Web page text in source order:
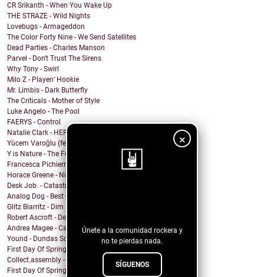
×
Únete a la comunidad rockera y
no te pierdas nada.
SÍGUENOS
CR Srikanth - When You Wake Up
THE STRAZE - Wild Nights
Lovebugs - Armageddon
The Color Forty Nine - We Send Satellites
Dead Parties - Charles Manson
Parvel - Don't Trust The Sirens
Why Tony - Swirl
Milo Z - Playen’ Hookie
Mr. Limbis - Dark Butterfly
The Criticals - Mother of Style
Luke Angelo - The Pool
FAERYS - Control
Natalie Clark - HERE
Yücem Varoğlu (feat. Jam and the Benzos) - Gimme G...
Y is Nature - The Fool
Francesca Pichierri - Sperarci Due Eroi
Horace Greene - Nighttime Boi
Desk Job. - Catastrophe
Analog Dog - Best of Me
Glitz Biarritz - Dim Lights
Robert Ascroft - Devil Opens The Door (feat. Kid C...
Andrea Magee - Calling for You
Yound - Dundas Square
First Day Of Spring - Normal Person (Love You Fore...
Collect.assembly - The Lord's Prayer
First Day Of Spring - Old World